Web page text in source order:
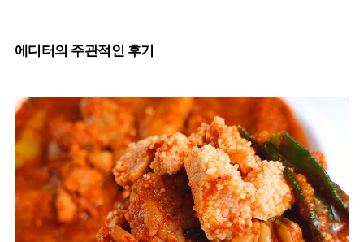
에디터의 주관적인 후기